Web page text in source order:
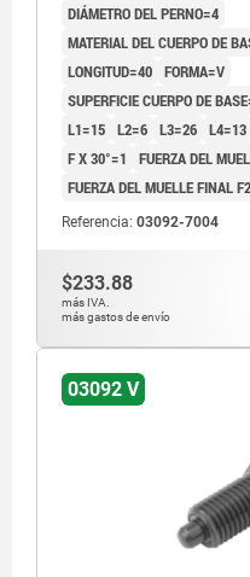
DIÁMETRO DEL PERNO=4
MATERIAL DEL CUERPO DE
LONGITUD=40 FORMA=V
SUPERFICIE CUERPO DE
L1=15 L2=6 L3=26 L4=13
F X 30°=1
FUERZA DEL
FUERZA DEL MUELLE FINAL
Referencia: 03092-7004
$233.88
más IVA.
más gastos de envío
03092 V